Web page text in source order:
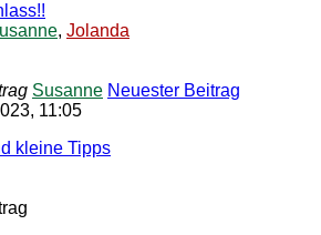
, Jolanda
Susanne Neuester Beitrag
11:05
kleine Tipps